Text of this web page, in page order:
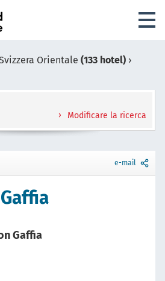
Orientale (133 hotel) ›
Modificare la ricerca
e-mail
Gaffia